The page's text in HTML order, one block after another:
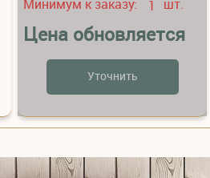
Минимум к заказу: 1 шт.
Цена обновляется
Уточнить